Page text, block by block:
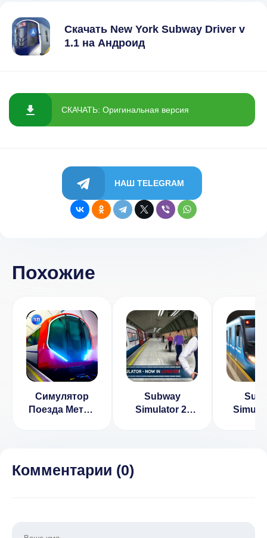
Скачать New York Subway Driver v
1.1 на Андроид
СКАЧАТЬ: Оригинальная версия
НАШ TELEGRAM
Похожие
Симулятор
Поезда Метро
Subway
Simulator 2:
Комментарии (0)